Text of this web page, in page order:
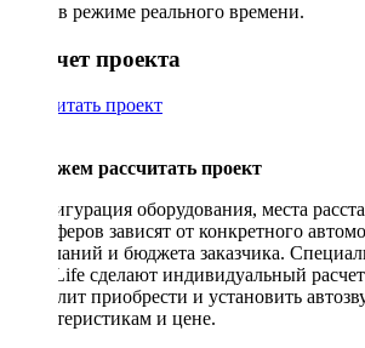
в режиме реального времени.
Рассчет проекта
Рассчитать проект
Поможем рассчитать проект
Конфигурация оборудования, места
сабвуферов зависят от конкретного
пожеланий и бюджета заказчика.
DriveLife сделают индивидуальный
позволит приобрести и установить
характеристикам и цене.